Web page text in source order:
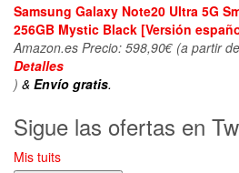
Samsung Galaxy Note20 Ultra 5G
256GB Mystic Black [Versión
Amazon.es Precio: 598,90€ (a partir
Detalles
) & Envío gratis.
Sigue las ofertas en
Mis tuits